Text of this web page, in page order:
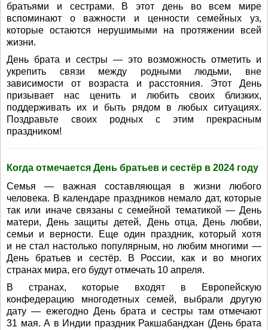
братьями и сестрами. В этот день во всем мире
вспоминают о важности и ценности семейных уз,
которые остаются нерушимыми на протяжении всей
жизни.
День брата и сестры — это возможность отметить и
укрепить связи между родными людьми, вне
зависимости от возраста и расстояния. Этот День
призывает нас ценить и любить своих близких,
поддерживать их и быть рядом в любых ситуациях.
Поздравьте своих родных с этим прекрасным
праздником!
Когда отмечается День братьев и сестёр в 2024 году
Семья — важная составляющая в жизни любого
человека. В календаре праздников немало дат, которые
так или иначе связаны с семейной тематикой — День
матери, День защиты детей, День отца, День любви,
семьи и верности. Еще один праздник, который хотя
и не стал настолько популярным, но любим многими —
День братьев и сестёр. В России, как и во многих
странах мира, его будут отмечать 10 апреля.
В странах, которые входят в Европейскую
конфедерацию многодетных семей, выбрали другую
дату — ежегодно День брата и сестры там отмечают
31 мая. А в Индии праздник Ракшабандхан (День брата